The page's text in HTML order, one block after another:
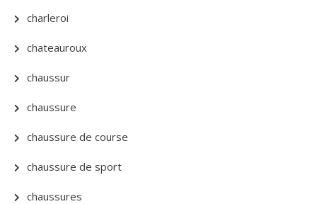
charleroi
chateauroux
chaussur
chaussure
chaussure de course
chaussure de sport
chaussures